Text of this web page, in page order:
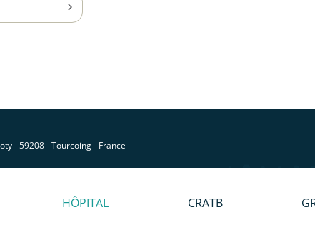
- 59208 - Tourcoing - France
HÔPITAL CRATB